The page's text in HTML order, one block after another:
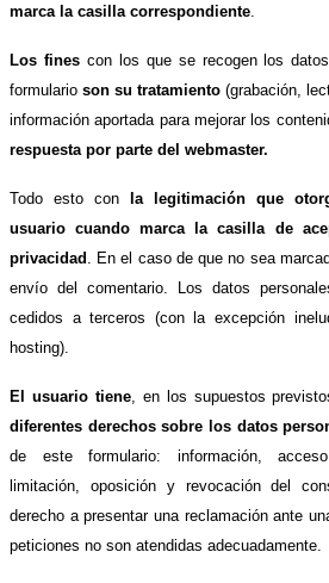
marca la casilla correspondiente
Los finescon los que se recogen los
formularioson su tratamiento (grabación,
información aportada para mejorar los
respuesta por parte del webmaster.
Todo esto con
la legitimación que
usuario cuando marca la casilla de
privacidad
. En el caso de que no sea
envío del comentario. Los datos
cedidos a terceros (con la excepción
hosting).
El usuario tiene, en los supuestos
diferentes derechos sobre los datos
de este formulario: información,
limitación, oposición y revocación del
derecho a presentar una reclamación ante
peticiones no son atendidas adecuadamente.